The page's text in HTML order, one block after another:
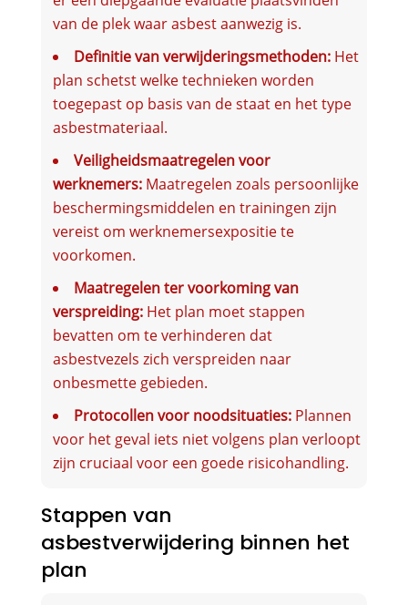
van de plek waar asbest aanwezig is.
Definitie van verwijderingsmethoden:Het
plan schetst welke technieken worden
toegepast op basis van de staat en het type
asbestmateriaal.
Veiligheidsmaatregelen voor
werknemers:Maatregelen zoals persoonlijke
beschermingsmiddelen en trainingen zijn
vereist om werknemersexpositie te
voorkomen.
Maatregelen ter voorkoming van
verspreiding:Het plan moet stappen
bevatten om te verhinderen dat
asbestvezels zich verspreiden naar
onbesmette gebieden.
Protocollen voor noodsituaties:Plannen
voor het geval iets niet volgens plan verloopt
zijn cruciaal voor een goede risicohandling.
Stappen van
asbestverwijdering binnen het
plan